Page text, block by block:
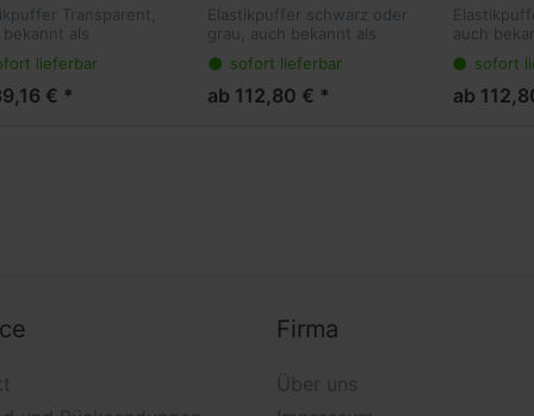
Transparent,
bekannt als
sind die
Lösung für viele
Sie kleben
lieferbar
€ *
Elastikpuffer schwarz oder
grau, auch bekannt als
Anschlagpuffer sind die
ideale Lösung für viele
Anwendungen. Sie kleben
sofort lieferbar
ab 112,80 € *
auch
ideale
sofort
ab
Firma
Über uns